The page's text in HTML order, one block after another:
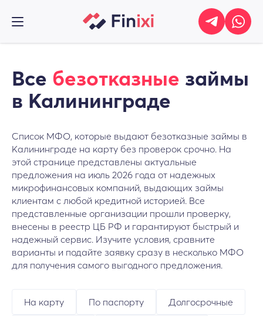
Все безотказные займы
в Калининграде
Список МФО, которые выдают безотказные займы в
Калининграде на карту без проверок срочно. На
этой странице представлены актуальные
предложения на июль 2026 года от надежных
микрофинансовых компаний, выдающих займы
клиентам с любой кредитной историей. Все
представленные организации прошли проверку,
внесены в реестр ЦБ РФ и гарантируют быстрый и
надежный сервис. Изучите условия, сравните
варианты и подайте заявку сразу в несколько МФО
для получения самого выгодного предложения.
На карту По паспорту Долгосрочные